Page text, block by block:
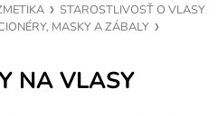
STAROSTLIVOSŤ O VLASY
MASKY A ZÁBALY
NA VLASY